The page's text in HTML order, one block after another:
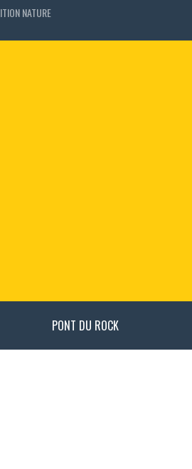
NATURE
PONT DU ROCK